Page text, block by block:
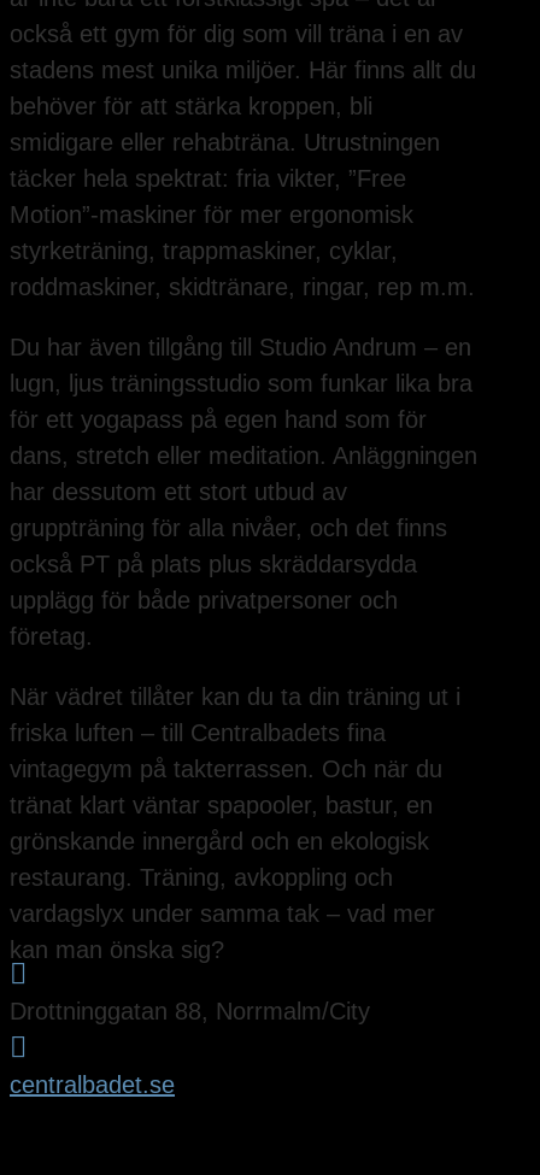
också ett gym för dig som vill träna i en av
stadens mest unika miljöer. Här finns allt du
behöver för att stärka kroppen, bli
smidigare eller rehabträna. Utrustningen
täcker hela spektrat: fria vikter, ”Free
Motion”-maskiner för mer ergonomisk
styrketräning, trappmaskiner, cyklar,
roddmaskiner, skidtränare, ringar, rep m.m.
Du har även tillgång till Studio Andrum – en
lugn, ljus träningsstudio som funkar lika bra
för ett yogapass på egen hand som för
dans, stretch eller meditation. Anläggningen
har dessutom ett stort utbud av
gruppträning för alla nivåer, och det finns
också PT på plats plus skräddarsydda
upplägg för både privatpersoner och
företag.
När vädret tillåter kan du ta din träning ut i
friska luften – till Centralbadets fina
vintagegym på takterrassen. Och när du
tränat klart väntar spapooler, bastur, en
grönskande innergård och en ekologisk
restaurang. Träning, avkoppling och
vardagslyx under samma tak – vad mer
kan man önska sig?

Drottninggatan 88, Norrmalm/City

centralbadet.se